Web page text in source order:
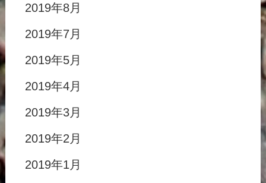
2019年8月
2019年7月
2019年5月
2019年4月
2019年3月
2019年2月
2019年1月